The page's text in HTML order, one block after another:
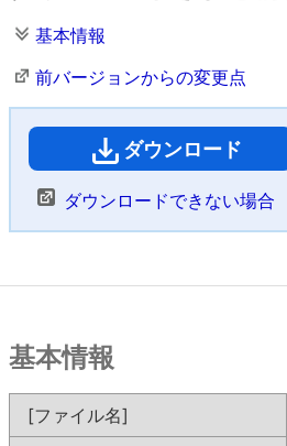
基本情報
前バージョンからの変更点
ダウンロード
ダウンロードできない場合
基本情報
[ファイル名]